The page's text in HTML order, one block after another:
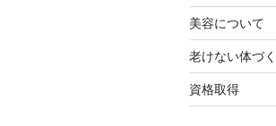
美容について
老けない体づ
資格取得